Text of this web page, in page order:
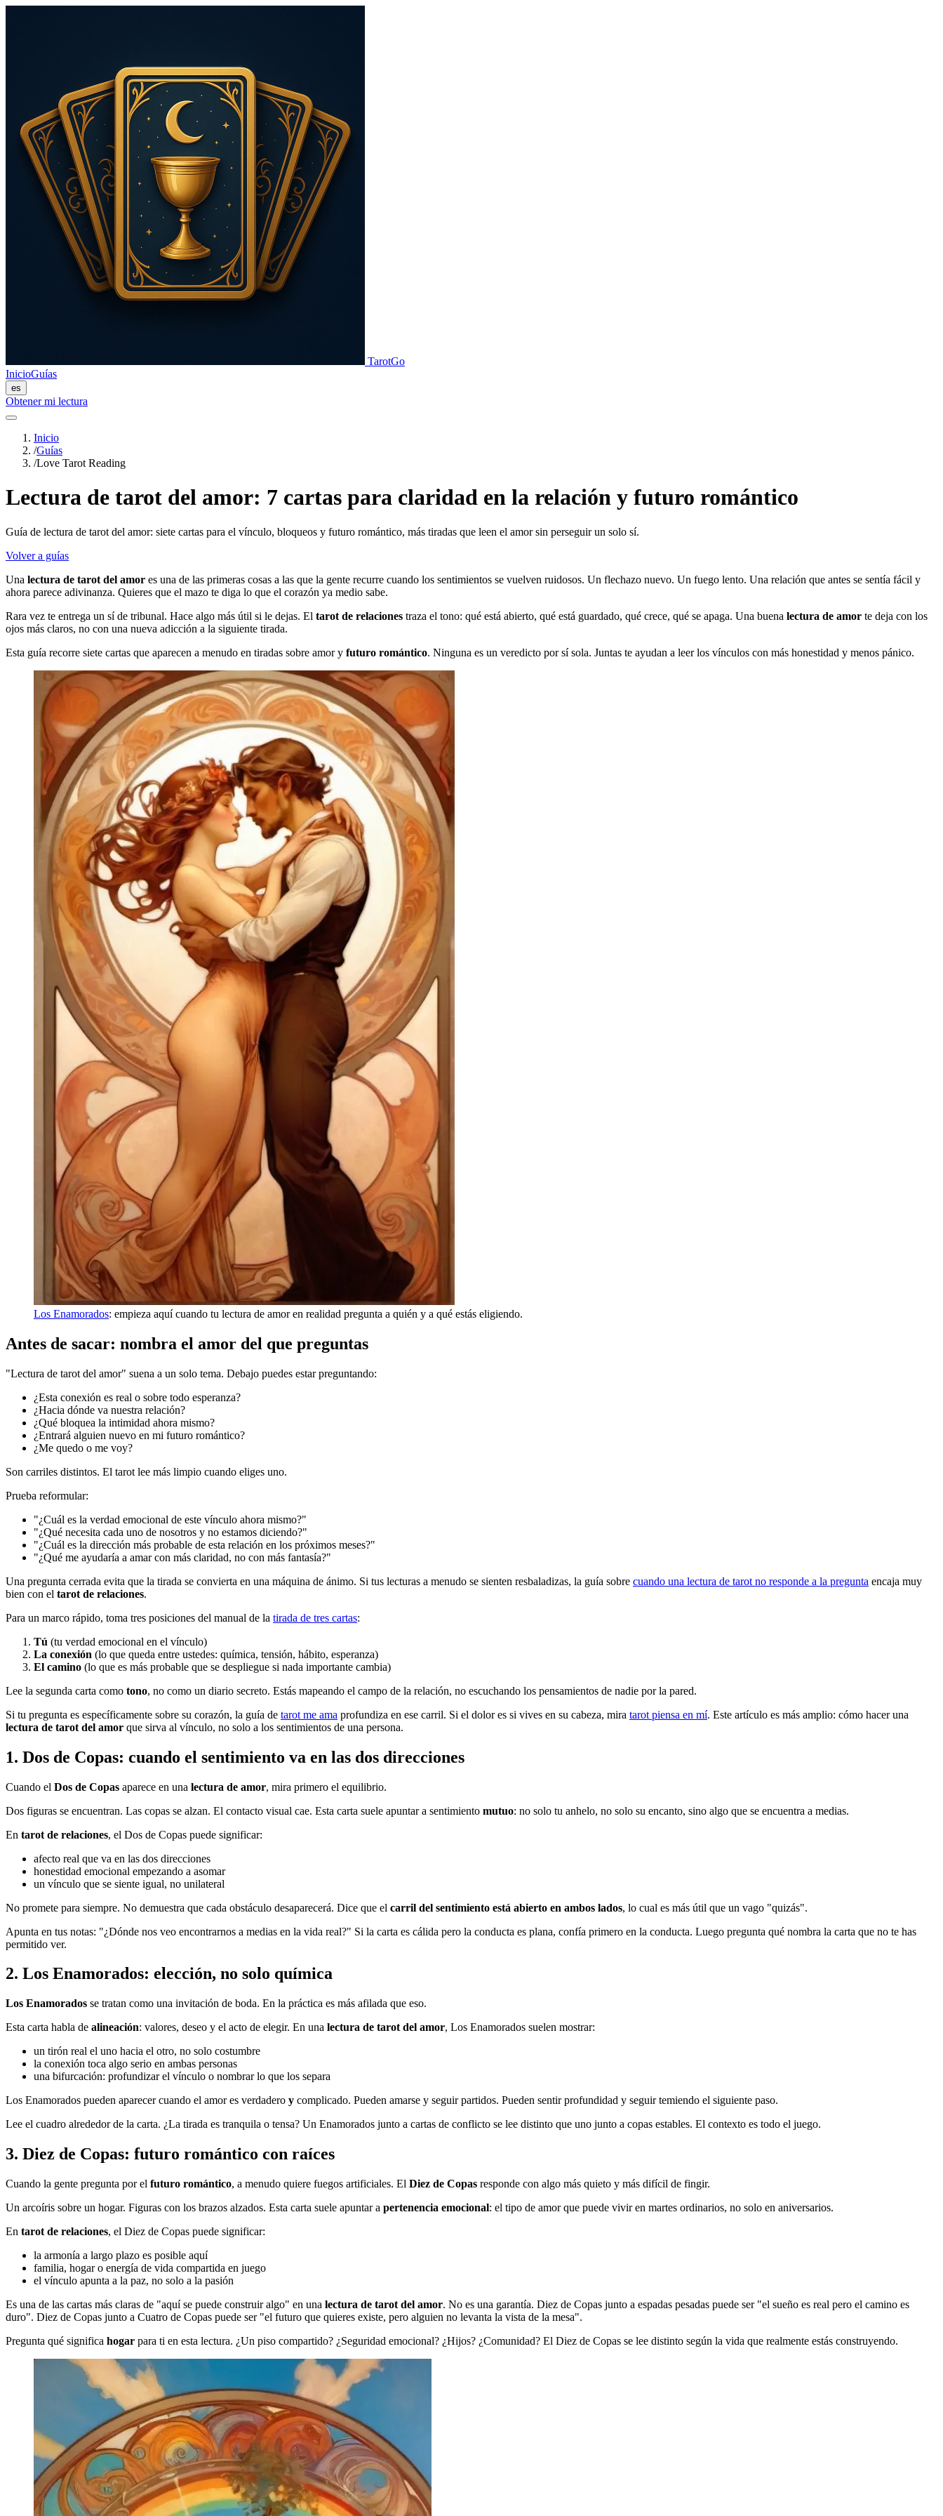
TarotGo
InicioGuías
es
Obtener mi lectura
Inicio
/Guías
/Love Tarot Reading
Lectura de tarot del amor: 7 cartas para claridad en la relación y futuro romántico
Guía de lectura de tarot del amor: siete cartas para el vínculo, bloqueos y futuro romántico, más tiradas que leen el amor sin perseguir un solo sí.
Volver a guías
Una lectura de tarot del amor es una de las primeras cosas a las que la gente recurre cuando los sentimientos se vuelven ruidosos. Un flechazo nuevo. Un fuego lento. Una relación que antes se sentía fácil y
ahora parece adivinanza. Quieres que el mazo te diga lo que el corazón ya medio sabe.
Rara vez te entrega un sí de tribunal. Hace algo más útil si le dejas. El tarot de relaciones traza el tono: qué está abierto, qué está guardado, qué crece, qué se apaga. Una buena lectura de amor te deja con los
ojos más claros, no con una nueva adicción a la siguiente tirada.
Esta guía recorre siete cartas que aparecen a menudo en tiradas sobre amor y futuro romántico. Ninguna es un veredicto por sí sola. Juntas te ayudan a leer los vínculos con más honestidad y menos pánico.
Los Enamorados: empieza aquí cuando tu lectura de amor en realidad pregunta a quién y a qué estás eligiendo.
Antes de sacar: nombra el amor del que preguntas
"Lectura de tarot del amor" suena a un solo tema. Debajo puedes estar preguntando:
¿Esta conexión es real o sobre todo esperanza?
¿Hacia dónde va nuestra relación?
¿Qué bloquea la intimidad ahora mismo?
¿Entrará alguien nuevo en mi futuro romántico?
¿Me quedo o me voy?
Son carriles distintos. El tarot lee más limpio cuando eliges uno.
Prueba reformular:
"¿Cuál es la verdad emocional de este vínculo ahora mismo?"
"¿Qué necesita cada uno de nosotros y no estamos diciendo?"
"¿Cuál es la dirección más probable de esta relación en los próximos meses?"
"¿Qué me ayudaría a amar con más claridad, no con más fantasía?"
Una pregunta cerrada evita que la tirada se convierta en una máquina de ánimo. Si tus lecturas a menudo se sienten resbaladizas, la guía sobre cuando una lectura de tarot no responde a la pregunta encaja muy
bien con el tarot de relaciones.
Para un marco rápido, toma tres posiciones del manual de la tirada de tres cartas:
Tú (tu verdad emocional en el vínculo)
La conexión (lo que queda entre ustedes: química, tensión, hábito, esperanza)
El camino (lo que es más probable que se despliegue si nada importante cambia)
Lee la segunda carta como tono, no como un diario secreto. Estás mapeando el campo de la relación, no escuchando los pensamientos de nadie por la pared.
Si tu pregunta es específicamente sobre su corazón, la guía de tarot me ama profundiza en ese carril. Si el dolor es si vives en su cabeza, mira tarot piensa en mí. Este artículo es más amplio: cómo hacer una
lectura de tarot del amor que sirva al vínculo, no solo a los sentimientos de una persona.
1. Dos de Copas: cuando el sentimiento va en las dos direcciones
Cuando el Dos de Copas aparece en una lectura de amor, mira primero el equilibrio.
Dos figuras se encuentran. Las copas se alzan. El contacto visual cae. Esta carta suele apuntar a sentimiento mutuo: no solo tu anhelo, no solo su encanto, sino algo que se encuentra a medias.
En tarot de relaciones, el Dos de Copas puede significar:
afecto real que va en las dos direcciones
honestidad emocional empezando a asomar
un vínculo que se siente igual, no unilateral
No promete para siempre. No demuestra que cada obstáculo desaparecerá. Dice que el carril del sentimiento está abierto en ambos lados, lo cual es más útil que un vago "quizás".
Apunta en tus notas: "¿Dónde nos veo encontrarnos a medias en la vida real?" Si la carta es cálida pero la conducta es plana, confía primero en la conducta. Luego pregunta qué nombra la carta que no te has
permitido ver.
2. Los Enamorados: elección, no solo química
Los Enamorados se tratan como una invitación de boda. En la práctica es más afilada que eso.
Esta carta habla de alineación: valores, deseo y el acto de elegir. En una lectura de tarot del amor, Los Enamorados suelen mostrar:
un tirón real el uno hacia el otro, no solo costumbre
la conexión toca algo serio en ambas personas
una bifurcación: profundizar el vínculo o nombrar lo que los separa
Los Enamorados pueden aparecer cuando el amor es verdadero y complicado. Pueden amarse y seguir partidos. Pueden sentir profundidad y seguir temiendo el siguiente paso.
Lee el cuadro alrededor de la carta. ¿La tirada es tranquila o tensa? Un Enamorados junto a cartas de conflicto se lee distinto que uno junto a copas estables. El contexto es todo el juego.
3. Diez de Copas: futuro romántico con raíces
Cuando la gente pregunta por el futuro romántico, a menudo quiere fuegos artificiales. El Diez de Copas responde con algo más quieto y más difícil de fingir.
Un arcoíris sobre un hogar. Figuras con los brazos alzados. Esta carta suele apuntar a pertenencia emocional: el tipo de amor que puede vivir en martes ordinarios, no solo en aniversarios.
En tarot de relaciones, el Diez de Copas puede significar:
la armonía a largo plazo es posible aquí
familia, hogar o energía de vida compartida en juego
el vínculo apunta a la paz, no solo a la pasión
Es una de las cartas más claras de "aquí se puede construir algo" en una lectura de tarot del amor. No es una garantía. Diez de Copas junto a espadas pesadas puede ser "el sueño es real pero el camino es
duro". Diez de Copas junto a Cuatro de Copas puede ser "el futuro que quieres existe, pero alguien no levanta la vista de la mesa".
Pregunta qué significa hogar para ti en esta lectura. ¿Un piso compartido? ¿Seguridad emocional? ¿Hijos? ¿Comunidad? El Diez de Copas se lee distinto según la vida que realmente estás construyendo.